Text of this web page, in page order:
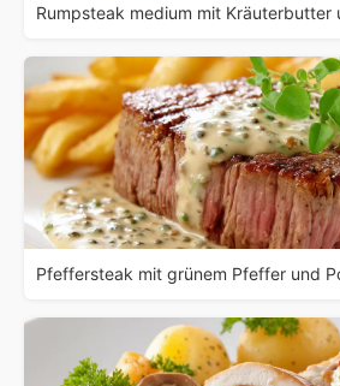
Rumpsteak medium mit Kräuterbutter
Pfeffersteak mit grünem Pfeffer und